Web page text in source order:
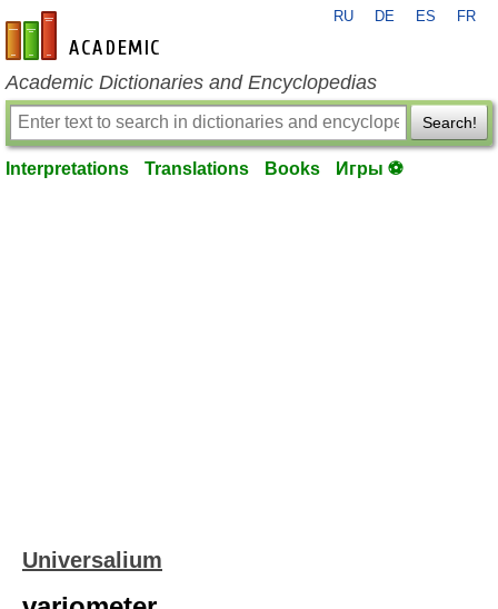
en-academic.com
RU DE ES FR
Academic Dictionaries and Encyclopedias
Search!
Interpretations Translations Books Игры ⚽
Universalium